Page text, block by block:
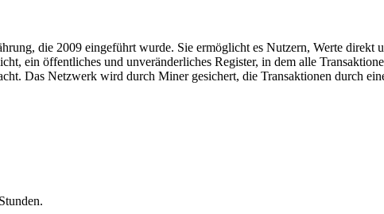
die 2009 eingeführt wurde. Sie ermöglicht es Nutzern, Werte direkt
ein öffentliches und unveränderliches Register, in dem alle
Das Netzwerk wird durch Miner gesichert, die Transaktionen durch